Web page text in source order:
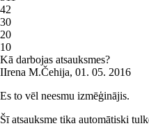
42
30
20
10
Kā darbojas atsauksmes?
IIrena M.Čehija, 01. 05. 2016
Es to vēl neesmu izmēģinājis.
Šī atsauksme tika automātiski